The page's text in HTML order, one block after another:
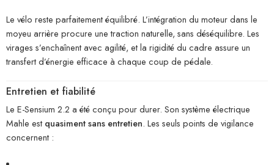
Le vélo reste parfaitement équilibré. L’intégration du moteur dans le
moyeu arrière procure une traction naturelle, sans déséquilibre. Les
virages s’enchaînent avec agilité, et la rigidité du cadre assure un
transfert d’énergie efficace à chaque coup de pédale.
Entretien et fiabilité
Le E-Sensium 2.2 a été conçu pour durer. Son système électrique
Mahle est quasiment sans entretien. Les seuls points de vigilance
concernent :